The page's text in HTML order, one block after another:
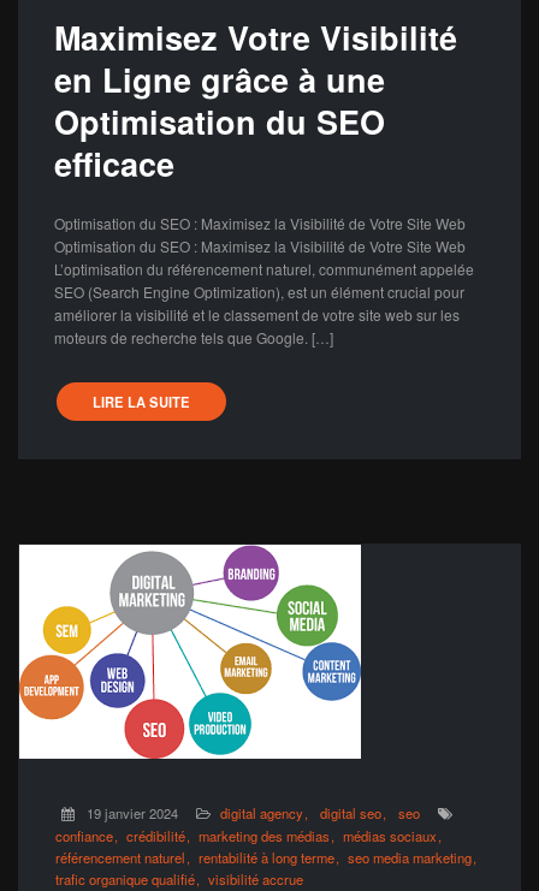
Maximisez Votre Visibilité
en Ligne grâce à une
Optimisation du SEO
efficace
Optimisation du SEO : Maximisez la Visibilité de Votre Site Web
Optimisation du SEO : Maximisez la Visibilité de Votre Site Web
L’optimisation du référencement naturel, communément appelée
SEO (Search Engine Optimization), est un élément crucial pour
améliorer la visibilité et le classement de votre site web sur les
moteurs de recherche tels que Google. […]
LIRE LA SUITE
19 janvier 2024 digital agency digital seo
seo
confiance
crédibilité marketing des médias
médias sociaux
référencement naturel
rentabilité à long terme
seo media marketing
trafic organique qualifié
visibilité accrue